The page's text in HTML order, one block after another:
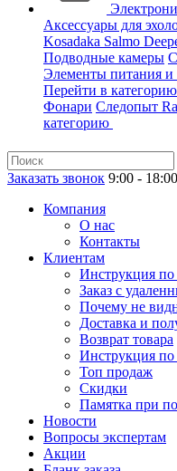
Аксессуары для
Kosadaka Salmo
Подводные камеры
Элементы питания и
Перейти в категорию
Фонари Следопыт
категорию
Заказать звонок 9:00 -
Компания
О нас
Контакты
Клиентам
Инструкция по
Заказ с
Почему не
Доставка и
Возврат товара
Инструкция
Топ продаж
Скидки
Памятка при
Новости
Вопросы экспертам
Акции